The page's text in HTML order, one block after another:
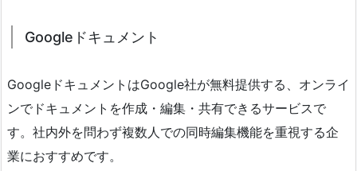
Googleドキュメント
GoogleドキュメントはGoogle社が無料提供する、オンライ
ンでドキュメントを作成・編集・共有できるサービスで
す。社内外を問わず複数人での同時編集機能を重視する企
業におすすめです。